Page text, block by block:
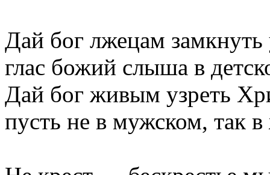
Дай бог лжецам замкнуть
глас божий слыша в
Дай бог живым узреть
пусть не в мужском, так